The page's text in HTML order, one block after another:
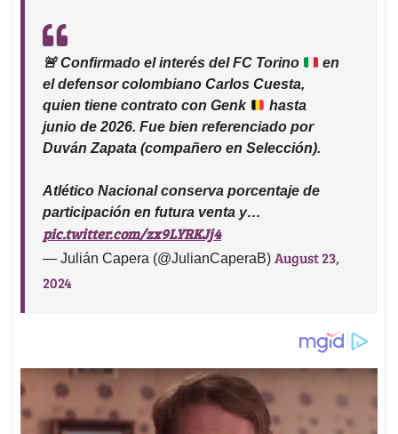
🚨Confirmado el interés del FC Torino
en
el defensor colombiano Carlos Cuesta,
quien tiene contrato con Genk
hasta
junio de 2026. Fue bien referenciado por
Duván Zapata (compañero en Selección).
Atlético Nacional conserva porcentaje de
participación en futura venta y…
pic.twitter.com/zx9LYRKJj4
— Julián Capera (@JulianCaperaB) August 23,
2024